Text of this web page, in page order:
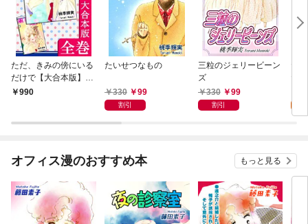
ただ、きみの傍にいる
だけで【大合本版】
全巻収録
990
たいせつなもの
330 99
割引
三粒のジェリービーン
ズ
330
99
割引
た
だ
オフィス漫のおすすめ本 もっと見る